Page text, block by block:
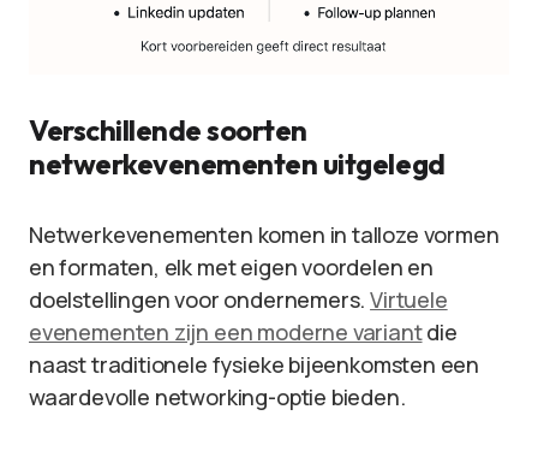
Verschillende soorten
netwerkevenementen uitgelegd
Netwerkevenementen komen in talloze vormen
en formaten, elk met eigen voordelen en
doelstellingen voor ondernemers.Virtuele
evenementen zijn een moderne variantdie
naast traditionele fysieke bijeenkomsten een
waardevolle networking-optie bieden.